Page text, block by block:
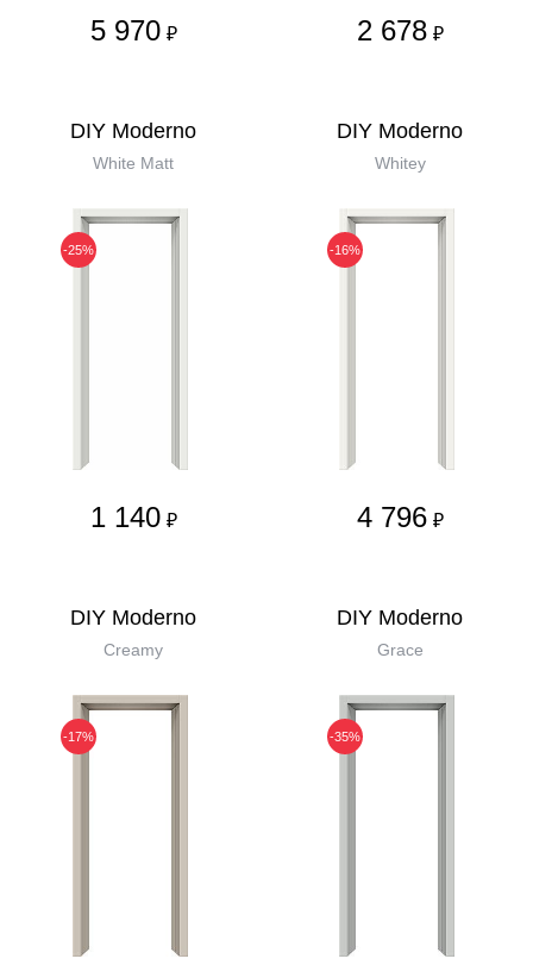
5 970 ₽ 2 678 ₽
DIY Moderno
White Matt
-25%
1 140 ₽
DIY Moderno
Whitey
-16%
4 796 ₽
DIY Moderno
Creamy
-17%
DIY Moderno
Grace
-35%